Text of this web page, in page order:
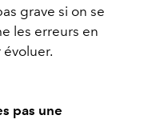
grave si on se
les erreurs en
évoluer.
pas une